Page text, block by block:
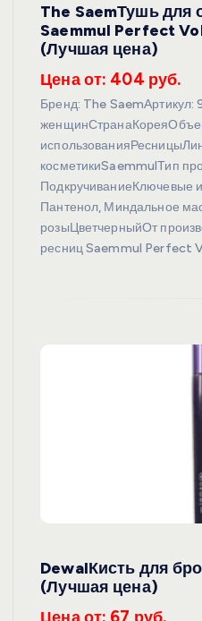
The SaemТушь для
Saemmul Perfect
(Лучшая цена)
Цена от: 404 руб.
Бренд: The
косметикиSaemmulТип
ПодкручиваниеКлючевые
Пантенол, Миндальное
розыЦветчерныйОт
ресниц Saemmul Perfect
DewalКисть для
(Лучшая цена)